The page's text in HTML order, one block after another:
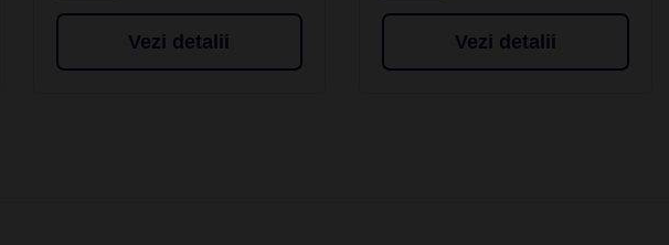
Vezi detalii Vezi detalii